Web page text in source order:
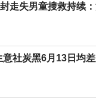
走失男童搜救持续
社炭黑6月13日均